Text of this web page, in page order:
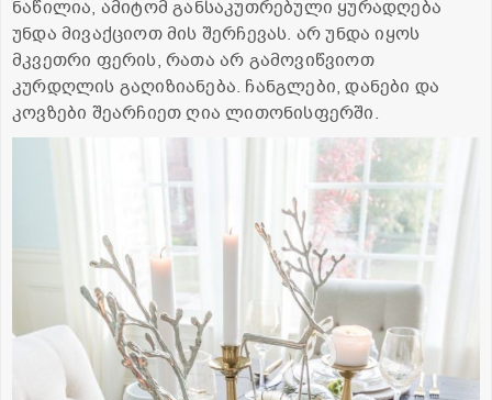
ნაწილია, ამიტომ განსაკუთრებული ყურადღება
უნდა მივაქციოთ მის შერჩევას. არ უნდა იყოს
მკვეთრი ფერის, რათა არ გამოვიწვიოთ
კურდღლის გაღიზიანება. ჩანგლები, დანები და
კოვზები შეარჩიეთ ღია ლითონისფერში.